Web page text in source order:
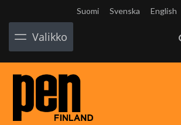
Suomi Svenska English
Valikko